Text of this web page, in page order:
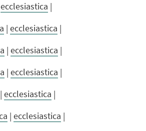
ecclesiastica |
| ecclesiastica |
| ecclesiastica |
| ecclesiastica |
| ecclesiastica |
| ecclesiastica |